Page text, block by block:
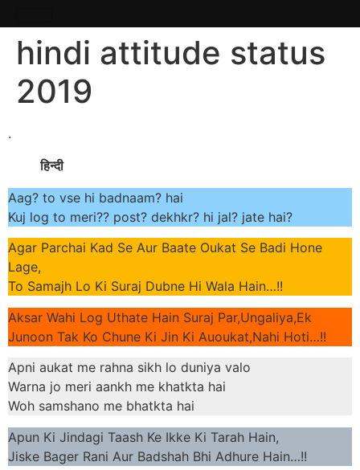
hindi attitude status
2019
.
हिन्दी
Aag? to vse hi badnaam? hai
Kuj log to meri?? post? dekhkr? hi jal? jate hai?
Agar Parchai Kad Se Aur Baate Oukat Se Badi Hone
Lage,
To Samajh Lo Ki Suraj Dubne Hi Wala Hain…!!
Aksar Wahi Log Uthate Hain Suraj Par,Ungaliya,Ek
Junoon Tak Ko Chune Ki Jin Ki Auoukat,Nahi Hoti…!!
Apni aukat me rahna sikh lo duniya valo
Warna jo meri aankh me khatkta hai
Woh samshano me bhatkta hai
Apun Ki Jindagi Taash Ke Ikke Ki Tarah Hain,
Jiske Bager Rani Aur Badshah Bhi Adhure Hain…!!